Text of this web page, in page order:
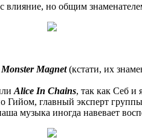
но общим
Monster Magnet(кстати, их
Alice In Chains, так как Себ и
Гийом, главный эксперт
музыка иногда навевает